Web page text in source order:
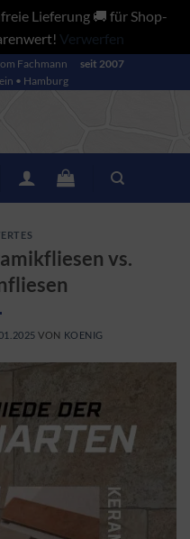
Lieferung 🚚 für Shop-
Verwerfen
Fachmann
seit 2007
• Hamburg
vs.
VON KOENIG